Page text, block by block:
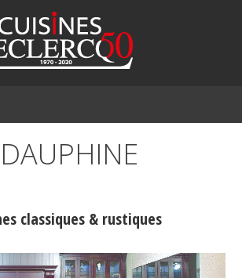
classiques & rustiques